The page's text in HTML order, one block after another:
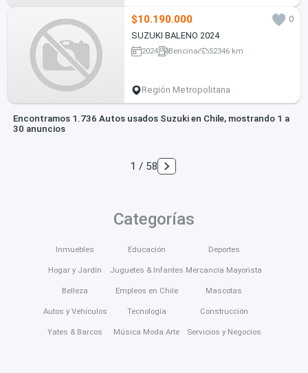
$10.190.000
0
SUZUKI BALENO 2024
2024 Bencina 52346 km
Región Metropolitana
Encontramos 1.736 Autos usados Suzuki en Chile, mostrando 1 a
30 anuncios
1 / 58
Categorías
Inmuebles
Hogar y Jardín
Belleza
Autos y Vehículos
Yates & Barcos
Educación
Juguetes & Infantes
Empleos en Chile
Tecnología
Música Moda Arte
Deportes
Mercancía Mayorista
Mascotas
Construcción
Servicios y Negocios